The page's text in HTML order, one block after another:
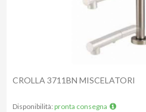
CROLLA 3711BN MISCELATORI
Disponibilità: pronta consegna